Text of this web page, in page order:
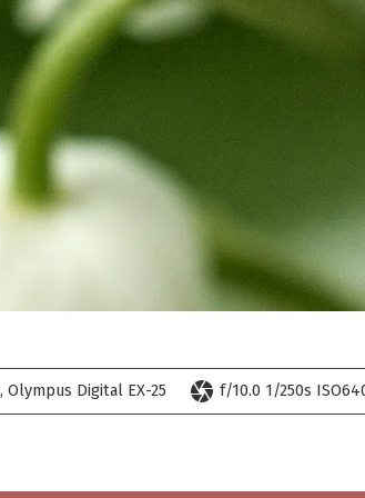
Olympus Digital EX-25 camera f/10.0 1/250s